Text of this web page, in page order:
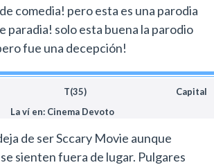
comedia! pero esta es una parodia
paradia! solo esta buena la parodio
fue una decepción!
T(35)
Capital
La ví en: Cinema Devoto
de ser Sccary Movie aunque
sienten fuera de lugar. Pulgares